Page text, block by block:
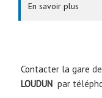
En savoir plus
Contacter la gare de
LOUDUN par